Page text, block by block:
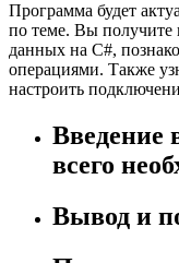
Программа будет
по теме. Вы
данных на C#,
операциями. Также
настроить
Введение
всего
Вывод и